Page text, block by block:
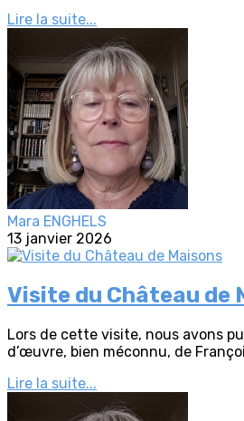
Lire la suite...
Mara ENGHELS
13 janvier 2026
Visite du Château de
Lors de cette visite, nous avons
d’œuvre, bien méconnu, de
Lire la suite...